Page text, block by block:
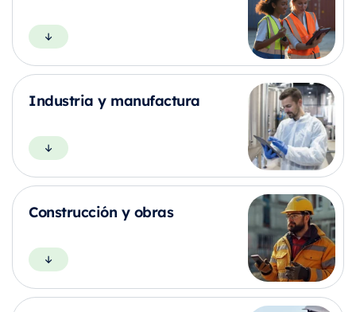
Industria y manufactura
Construcción y obras